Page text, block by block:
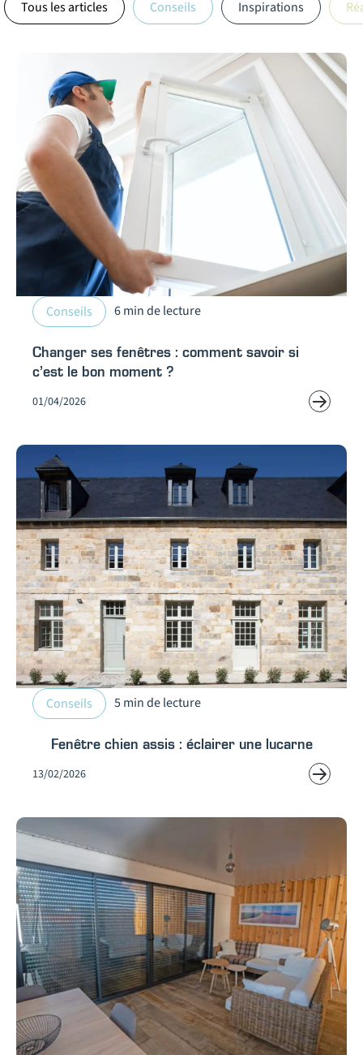
Tous les articles Conseils Inspirations
Conseils 6 min de lecture
Changer ses fenêtres : comment savoir si
c’est le bon moment ?
01/04/2026
Conseils 5 min de lecture
Fenêtre chien assis : éclairer une lucarne
13/02/2026